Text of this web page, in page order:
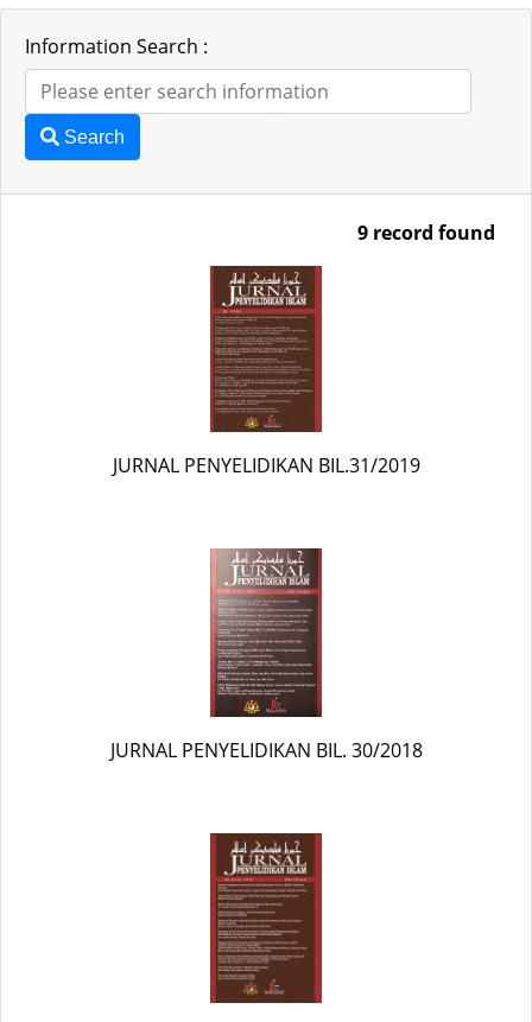
Information Search :
Search
9 record found
JURNAL PENYELIDIKAN BIL.31/2019
JURNAL PENYELIDIKAN BIL. 30/2018